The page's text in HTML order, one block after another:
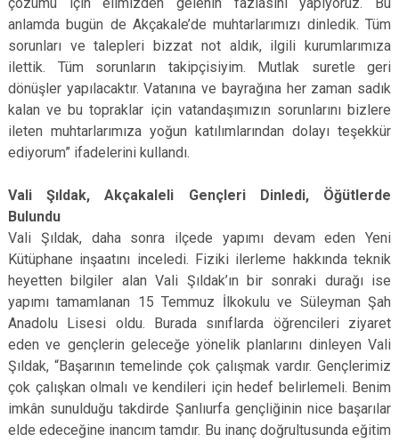
anlamda bugün de Akçakale’de muhtarlarımızı dinledik. Tüm
sorunları ve talepleri bizzat not aldık, ilgili kurumlarımıza
ilettik. Tüm sorunların takipçisiyim. Mutlak suretle geri
dönüşler yapılacaktır. Vatanına ve bayrağına her zaman sadık
kalan ve bu topraklar için vatandaşımızın sorunlarını bizlere
ileten muhtarlarımıza yoğun katılımlarından dolayı teşekkür
ediyorum” ifadelerini kullandı.
Vali Şıldak, Akçakaleli Gençleri Dinledi, Öğütlerde
Bulundu
Vali Şıldak, daha sonra ilçede yapımı devam eden Yeni
Kütüphane inşaatını inceledi. Fiziki ilerleme hakkında teknik
heyetten bilgiler alan Vali Şıldak’ın bir sonraki durağı ise
yapımı tamamlanan 15 Temmuz İlkokulu ve Süleyman Şah
Anadolu Lisesi oldu. Burada sınıflarda öğrencileri ziyaret
eden ve gençlerin geleceğe yönelik planlarını dinleyen Vali
Şıldak, “Başarının temelinde çok çalışmak vardır. Gençlerimiz
çok çalışkan olmalı ve kendileri için hedef belirlemeli. Benim
imkân sunulduğu takdirde Şanlıurfa gençliğinin nice başarılar
elde edeceğine inancım tamdır. Bu inanç doğrultusunda eğitim